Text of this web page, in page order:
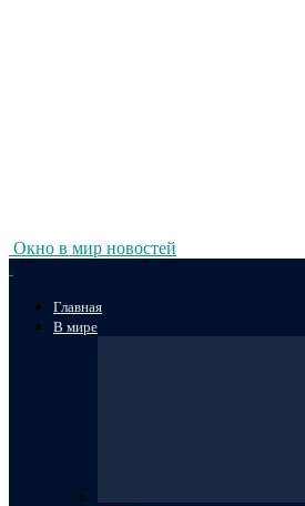
Окно в мир новостей
Главная
В мире